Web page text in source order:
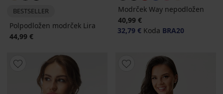
BESTSELLER
Polpodložen modrček Lira
44,99 €
Modrček Way nepodložen
40,99 €
32,79 € Koda BRA20